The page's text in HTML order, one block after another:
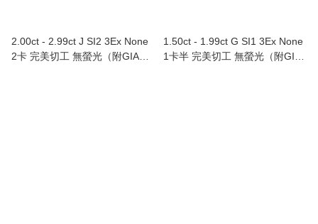
2.00ct - 2.99ct J SI2 3Ex None
2卡 完美切工 無螢光（附GIA證
1.50ct - 1.99ct G SI1 3Ex None
1卡半 完美切工 無螢光（附GIA